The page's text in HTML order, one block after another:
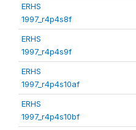
ERHS
1997_r4p4s8f
ERHS
1997_r4p4s9f
ERHS
1997_r4p4s10af
ERHS
1997_r4p4s10bf